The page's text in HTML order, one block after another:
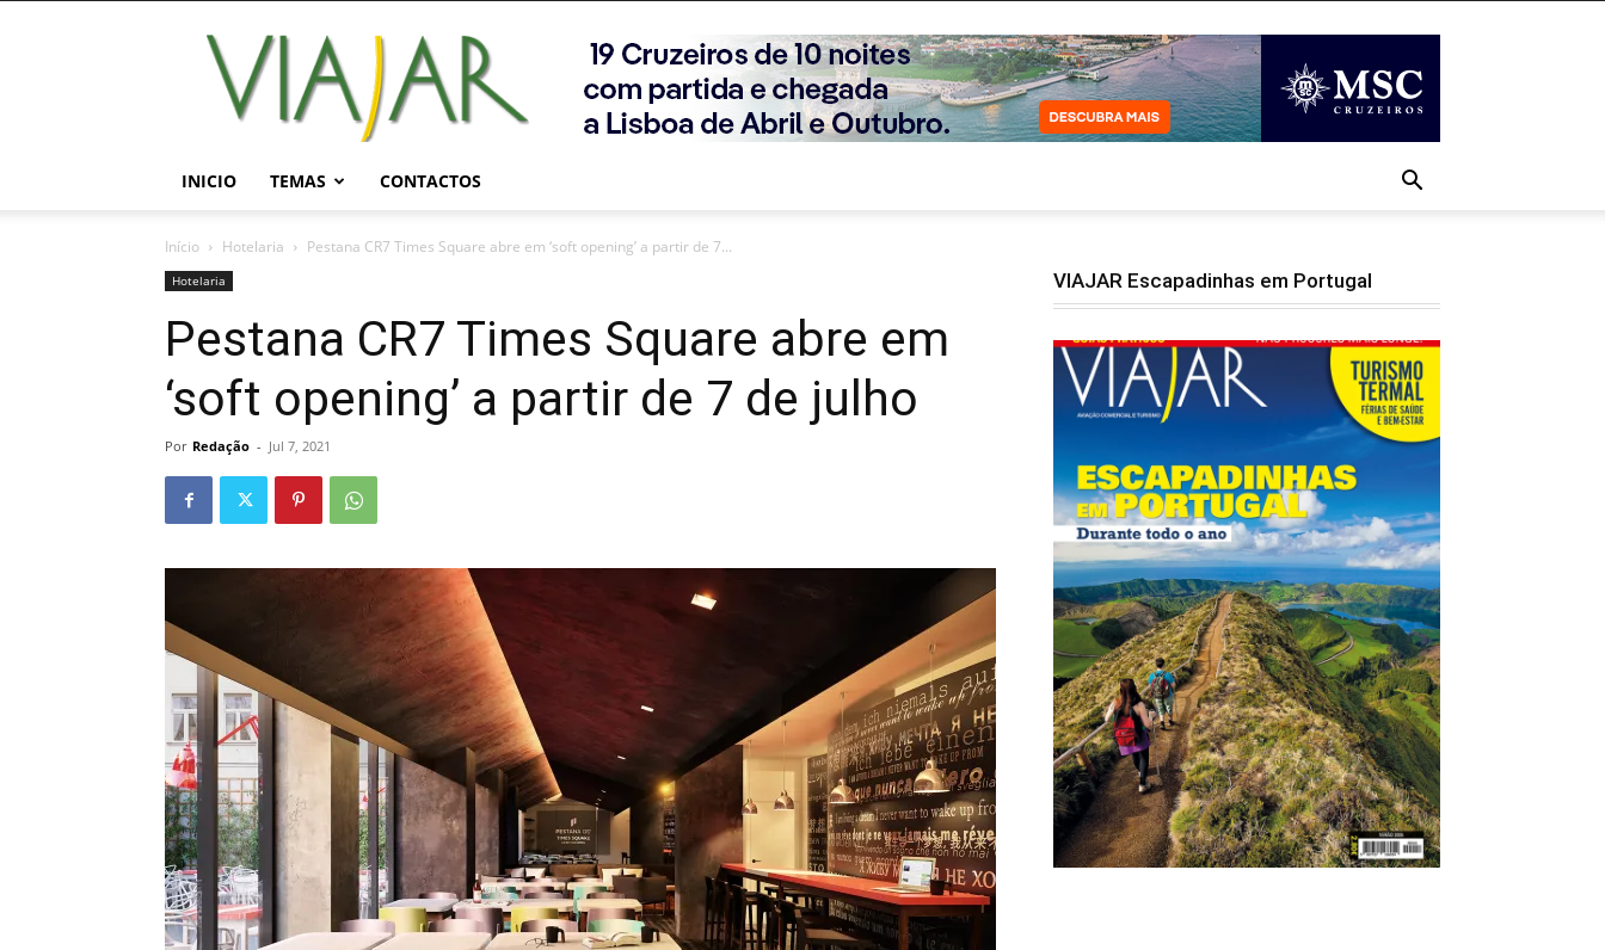
Viajar
Magazine
Online
INICIO TEMAS CONTACTOS
Início Hotelaria Pestana CR7 Times Square abre em ‘soft opening’ a partir de 7...
Hotelaria
Pestana CR7 Times Square abre em
‘soft opening’ a partir de 7 de julho
Por Redação - Jul 7, 2021
VIAJAR Escapadinhas em Portugal